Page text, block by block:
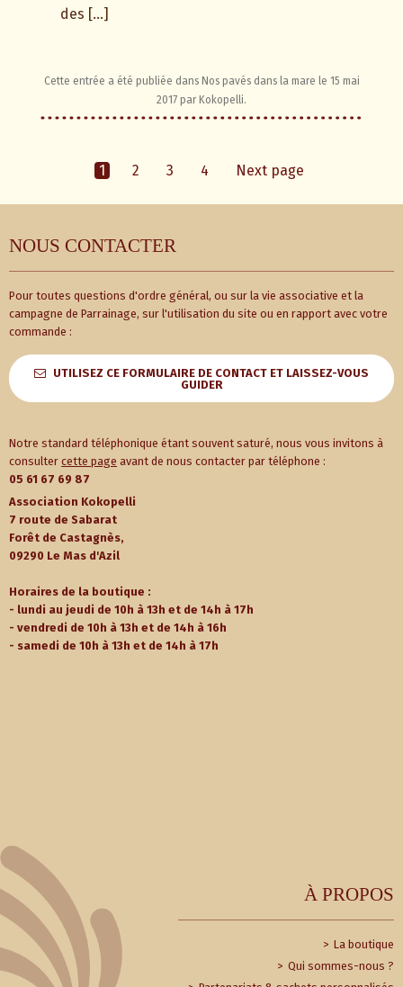
des […]
Cette entrée a été publiée dans Nos pavés dans la mare le 15 mai
2017 par Kokopelli.
1 2 3 4 Next page
À PROPOS
La boutique
Qui sommes-nous ?
NOUS CONTACTER
Pour toutes questions d'ordre général, ou sur la vie associative et la
campagne de Parrainage, sur l'utilisation du site ou en rapport avec votre
commande :
UTILISEZ CE FORMULAIRE DE CONTACT ET LAISSEZ-VOUS
GUIDER
Notre standard téléphonique étant souvent saturé, nous vous invitons à
consulter cette page avant de nous contacter par téléphone :
05 61 67 69 87
Association Kokopelli
7 route de Sabarat
Forêt de Castagnès,
09290 Le Mas d'Azil
Horaires de la boutique :
- lundi au jeudi de 10h à 13h et de 14h à 17h
- vendredi de 10h à 13h et de 14h à 16h
- samedi de 10h à 13h et de 14h à 17h